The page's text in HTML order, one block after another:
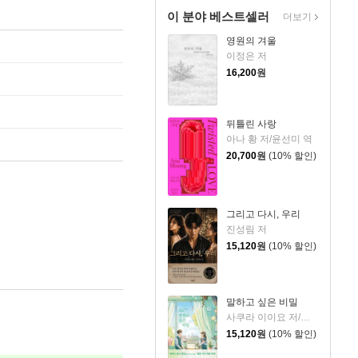
이 분야 베스트셀러
영원의 겨울
이정은 저
16,200원
뒤틀린 사랑
아나 황 저/윤선미 역
20,700원 (10% 할인)
그리고 다시, 우리
진성림 저
15,120원 (10% 할인)
말하고 싶은 비밀
사쿠라 이이요 저/김윤경 역
15,120원 (10% 할인)
더보기